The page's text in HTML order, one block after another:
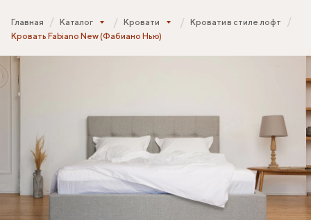
Главная Каталог Кровати
Кровати в стиле лофт
Кровать Fabiano New (Фабиано Нью)